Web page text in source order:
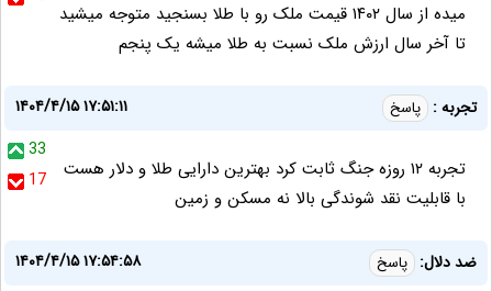
میده از سال ۱۴۰۲ قیمت ملک رو با طلا بسنجید متوجه میشید
تا آخر سال ارزش ملک نسبت به طلا میشه یک پنجم
تجربه : پاسخ
۱۴۰۴/۴/۱۵ ۱۷:۵۱:۱۱
33
17
تجربه ۱۲ روزه جنگ ثابت کرد بهترین دارایی طلا و دلار هست
با قابلیت نقد شوندگی بالا نه مسکن و زمین
ضد دلال: پاسخ
۱۴۰۴/۴/۱۵ ۱۷:۵۴:۵۸